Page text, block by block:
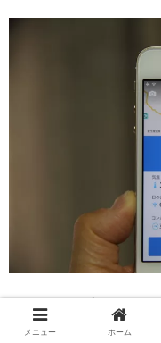
バスストップで待って
メニュー ホーム